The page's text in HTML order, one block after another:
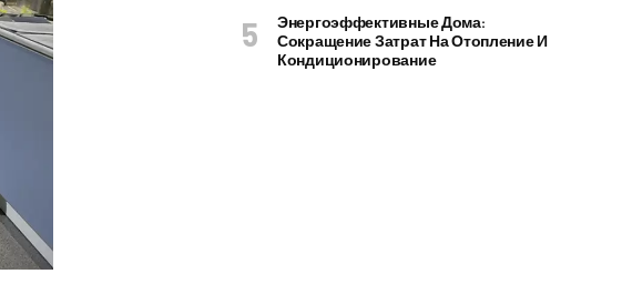
Энергоэффективные Дома:
Сокращение Затрат На Отопление И
Кондиционирование